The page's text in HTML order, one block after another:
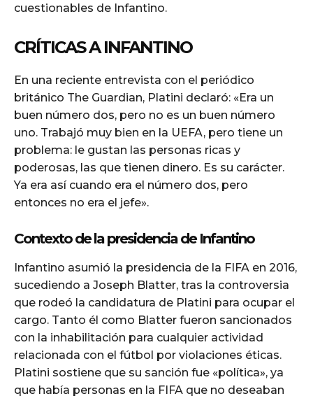
cuestionables de Infantino.
CRÍTICAS A INFANTINO
En una reciente entrevista con el periódico
británico The Guardian, Platini declaró: «Era un
buen número dos, pero no es un buen número
uno. Trabajó muy bien en la UEFA, pero tiene un
problema: le gustan las personas ricas y
poderosas, las que tienen dinero. Es su carácter.
Ya era así cuando era el número dos, pero
entonces no era el jefe».
Contexto de la presidencia de Infantino
Infantino asumió la presidencia de la FIFA en 2016,
sucediendo a Joseph Blatter, tras la controversia
que rodeó la candidatura de Platini para ocupar el
cargo. Tanto él como Blatter fueron sancionados
con la inhabilitación para cualquier actividad
relacionada con el fútbol por violaciones éticas.
Platini sostiene que su sanción fue «política», ya
que había personas en la FIFA que no deseaban